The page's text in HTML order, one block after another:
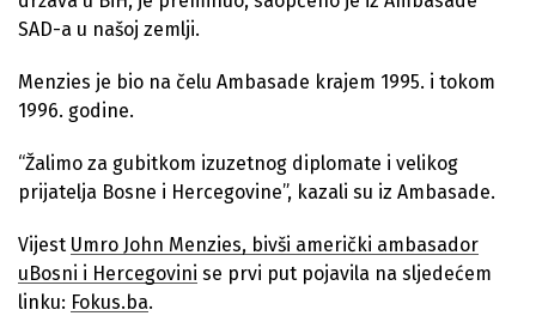
SAD-a u našoj zemlji.
Menzies je bio na čelu Ambasade krajem 1995. i tokom
1996. godine.
“Žalimo za gubitkom izuzetnog diplomate i velikog
prijatelja Bosne i Hercegovine”, kazali su iz Ambasade.
Vijest Umro John Menzies, bivši američki ambasador
uBosni i Hercegovini se prvi put pojavila na sljedećem
linku: Fokus.ba.